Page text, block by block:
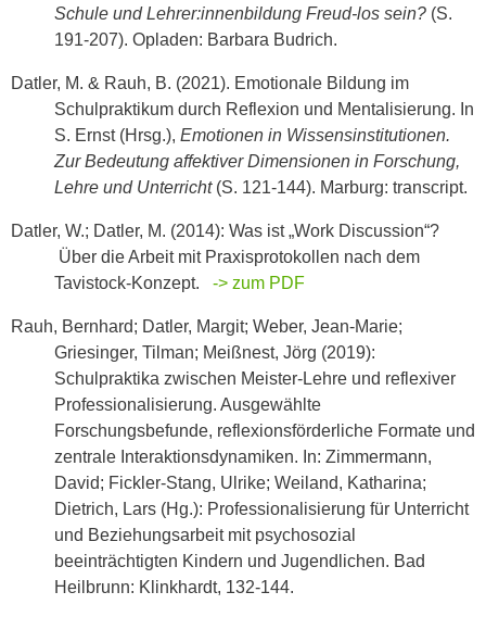
Schule und Lehrer:innenbildung Freud-los sein? (S.
191-207). Opladen: Barbara Budrich.
Datler, M. & Rauh, B. (2021). Emotionale Bildung im
Schulpraktikum durch Reflexion und Mentalisierung. In
S. Ernst (Hrsg.), Emotionen in Wissensinstitutionen.
Zur Bedeutung affektiver Dimensionen in Forschung,
Lehre und Unterricht(S. 121-144). Marburg: transcript.
Datler, W.; Datler, M. (2014): Was ist „Work Discussion“?
Über die Arbeit mit Praxis­protokollen nach dem
Tavistock-Konzept.
-> zum PDF
Rauh, Bernhard; Datler, Margit; Weber, Jean-Marie;
Griesinger, Tilman; Meißnest, Jörg (2019):
Schulpraktika zwischen Meister-Lehre und reflexiver
Professionalisierung. Ausgewählte
Forschungsbefunde, reflexionsförderliche Formate und
zentrale Interaktionsdynamiken. In: Zimmermann,
David; Fickler-Stang, Ulrike; Weiland, Katharina;
Dietrich, Lars (Hg.): Professionalisierung für Unterricht
und Beziehungsarbeit mit psychosozial
beeinträchtigten Kindern und Jugendlichen. Bad
Heilbrunn: Klinkhardt, 132-144.